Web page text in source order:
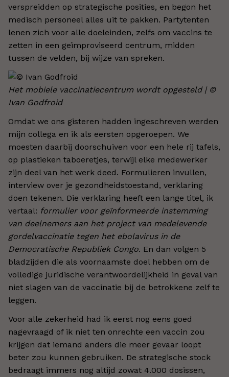
verspreidden op strategische posities, en begon het
medisch personeel alles uit te pakken. Partytenten
lenen zich voor alle doeleinden, zelfs om vaccins te
zetten in een geïmproviseerd centrum, midden
tussen de velden, bij wijze van spreken.
Het mobiele vaccinatiecentrum wordt opgesteld | ©
Ivan Godfroid
Omdat we ons gisteren hadden ingeschreven werden
mijn collega en ik als eersten opgeroepen. We
moesten daarbij doorschuiven voor een hele rij tafels,
op plastieken taboeretjes, terwijl elke medewerker
zijn deel van het werk deed. Formulieren invullen,
interview over je gezondheidstoestand, verklaring
doen tekenen. Die verklaring heeft een lange titel, ik
vertaal: formulier voor geïnformeerde instemming
van deelnemers aan het project van medelevende
gordelvaccinatie tegen het ebolavirus in de
Democratische Republiek Congo. En dan volgen 5
bladzijden die als voornaamste doel hebben om de
volledige juridische verantwoordelijkheid in geval van
niet slagen van de vaccinatie bij de betrokkene zelf te
leggen.
Voor alle zekerheid had ik eerst nog eens goed
nagevraagd of ik niet ten onrechte een vaccin zou
krijgen dat iemand anders die meer gevaar loopt
beter zou kunnen gebruiken. De strategische stock
bedraagt immers nog altijd zowat 4.000 dosissen,